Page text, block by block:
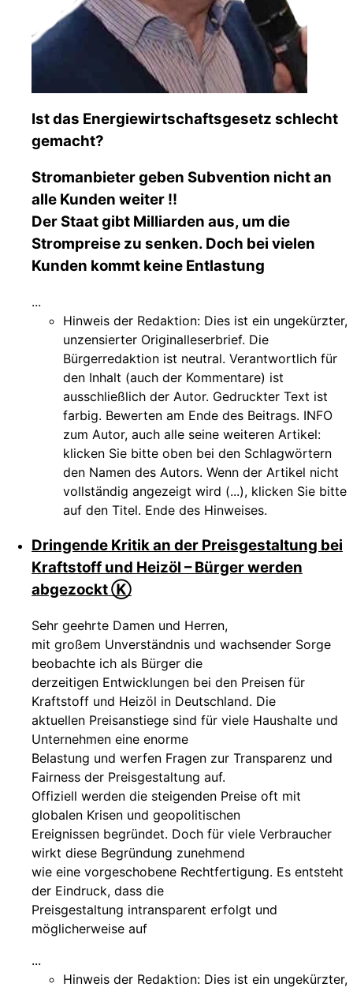
Ist das Energiewirtschaftsgesetz schlecht
gemacht?
Stromanbieter geben Subvention nicht an
alle Kunden weiter !!
Der Staat gibt Milliarden aus, um die
Strompreise zu senken. Doch bei vielen
Kunden kommt keine Entlastung
...
Hinweis der Redaktion: Dies ist ein ungekürzter,
unzensierter Originalleserbrief. Die
Bürgerredaktion ist neutral. Verantwortlich für
den Inhalt (auch der Kommentare) ist
ausschließlich der Autor. Gedruckter Text ist
farbig. Bewerten am Ende des Beitrags. INFO
zum Autor, auch alle seine weiteren Artikel:
klicken Sie bitte oben bei den Schlagwörtern
den Namen des Autors. Wenn der Artikel nicht
vollständig angezeigt wird (...), klicken Sie bitte
auf den Titel. Ende des Hinweises.
Dringende Kritik an der Preisgestaltung bei
Kraftstoff und Heizöl – Bürger werden
abgezockt Ⓚ
Sehr geehrte Damen und Herren,
mit großem Unverständnis und wachsender Sorge
beobachte ich als Bürger die
derzeitigen Entwicklungen bei den Preisen für
Kraftstoff und Heizöl in Deutschland. Die
aktuellen Preisanstiege sind für viele Haushalte und
Unternehmen eine enorme
Belastung und werfen Fragen zur Transparenz und
Fairness der Preisgestaltung auf.
Offiziell werden die steigenden Preise oft mit
globalen Krisen und geopolitischen
Ereignissen begründet. Doch für viele Verbraucher
wirkt diese Begründung zunehmend
wie eine vorgeschobene Rechtfertigung. Es entsteht
der Eindruck, dass die
Preisgestaltung intransparent erfolgt und
möglicherweise auf
...
Hinweis der Redaktion: Dies ist ein ungekürzter,